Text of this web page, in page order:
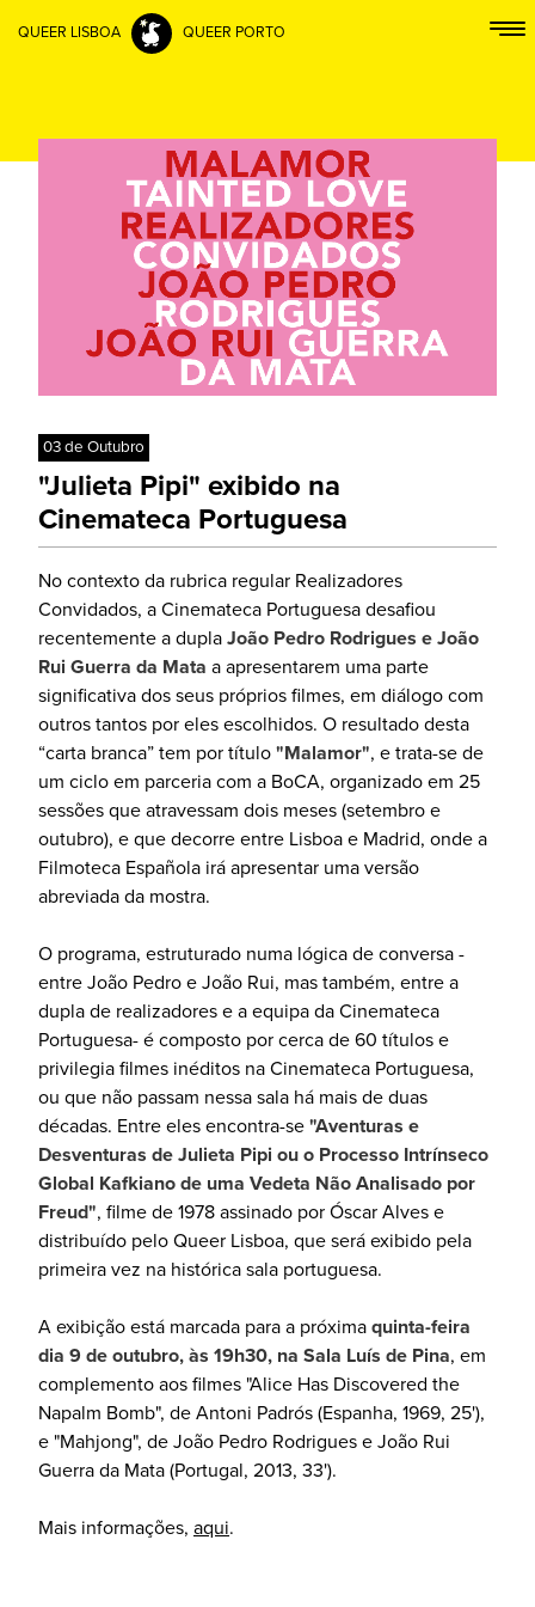
QUEER LISBOA QUEER PORTO
03 de Outubro
"Julieta Pipi" exibido na
Cinemateca Portuguesa
No contexto da rubrica regular Realizadores
Convidados, a Cinemateca Portuguesa desafiou
recentemente a dupla João Pedro Rodrigues e João
Rui Guerra da Mata a apresentarem uma parte
significativa dos seus próprios filmes, em diálogo com
outros tantos por eles escolhidos. O resultado desta
“carta branca” tem por título "Malamor", e trata-se de
um ciclo em parceria com a BoCA, organizado em 25
sessões que atravessam dois meses (setembro e
outubro), e que decorre entre Lisboa e Madrid, onde a
Filmoteca Española irá apresentar uma versão
abreviada da mostra.
O programa, estruturado numa lógica de conversa -
entre João Pedro e João Rui, mas também, entre a
dupla de realizadores e a equipa da Cinemateca
Portuguesa- é composto por cerca de 60 títulos e
privilegia filmes inéditos na Cinemateca Portuguesa,
ou que não passam nessa sala há mais de duas
décadas. Entre eles encontra-se "Aventuras e
Desventuras de Julieta Pipi ou o Processo Intrínseco
Global Kafkiano de uma Vedeta Não Analisado por
Freud", filme de 1978 assinado por Óscar Alves e
distribuído pelo Queer Lisboa, que será exibido pela
primeira vez na histórica sala portuguesa.
A exibição está marcada para a próxima quinta-feira
dia 9 de outubro, às 19h30, na Sala Luís de Pina, em
complemento aos filmes "Alice Has Discovered the
Napalm Bomb", de Antoni Padrós (Espanha, 1969, 25'),
e "Mahjong", de João Pedro Rodrigues e João Rui
Guerra da Mata (Portugal, 2013, 33').
Mais informações, aqui.